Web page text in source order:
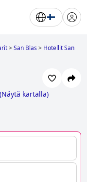
>San Blas> Hotellit San
(Näytä kartalla)